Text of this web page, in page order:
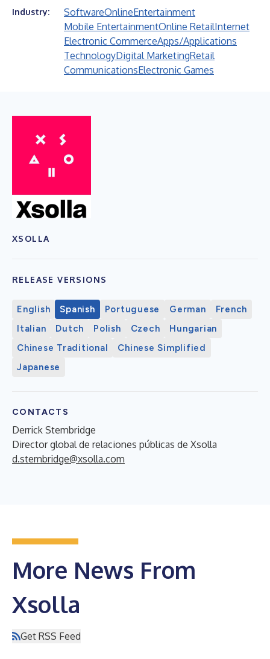
Industry: SoftwareOnlineEntertainment
Mobile EntertainmentOnline RetailInternet
Electronic CommerceApps/Applications
TechnologyDigital MarketingRetail
CommunicationsElectronic Games
XSOLLA
RELEASE VERSIONS
English Spanish Portuguese German
French
Italian
Dutch Polish Czech
Hungarian
Chinese Traditional
Chinese Simplified
Japanese
CONTACTS
Derrick Stembridge
Director global de relaciones públicas de Xsolla
d.stembridge@xsolla.com
More News From
Xsolla
Get RSS Feed